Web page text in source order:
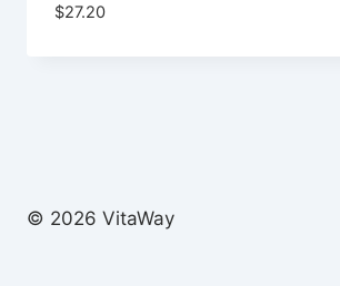
$27.20
© 2026 VitaWay